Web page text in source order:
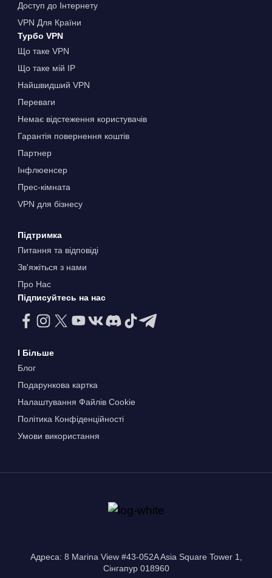
Доступ до Інтернету
VPN Для Країни
Турбо VPN
Що таке VPN
Що таке мій IP
Найшвидший VPN
Переваги
Немає відстеження користувачів
Гарантія повернення коштів
Партнер
Інфлюенсер
Прес-кімната
VPN для бізнесу
Підтримка
Питання та відповіді
Зв'яжіться з нами
Про Нас
Підписуйтесь на нас
І Більше
Блог
Подарункова картка
Налаштування Файлів Сookie
Політика Конфіденційності
Умови використання
Адреса: 8 Marina View #43-052A Asia Square Tower 1,
Сінгапур 018960